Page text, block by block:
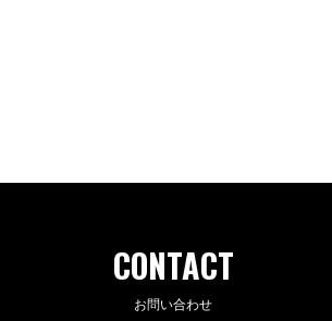
CONTACT
お問い合わせ